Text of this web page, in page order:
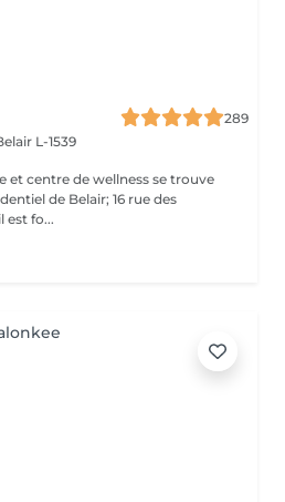
289
L-1539
et centre de wellness se trouve
de Belair; 16 rue des
est fo...